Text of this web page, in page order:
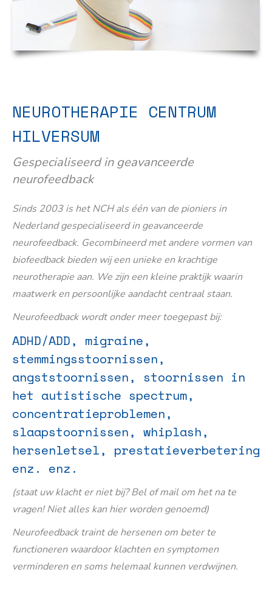
NEUROTHERAPIE CENTRUM
HILVERSUM
Gespecialiseerd in geavanceerde
neurofeedback
Sinds 2003 is het NCH als één van de pioniers in
Nederland gespecialiseerd in geavanceerde
neurofeedback. Gecombineerd met andere vormen van
biofeedback bieden wij een unieke en krachtige
neurotherapie aan. We zijn een kleine praktijk waarin
maatwerk en persoonlijke aandacht centraal staan.
Neurofeedback wordt onder meer toegepast bij:
ADHD/ADD, migraine,
stemmingsstoornissen,
angststoornissen, stoornissen in
het autistische spectrum,
concentratieproblemen,
slaapstoornissen, whiplash,
hersenletsel, prestatieverbetering
enz. enz.
(staat uw klacht er niet bij? Bel of mail om het na te
vragen! Niet alles kan hier worden genoemd)
Neurofeedback traint de hersenen om beter te
functioneren waardoor klachten en symptomen
verminderen en soms helemaal kunnen verdwijnen.